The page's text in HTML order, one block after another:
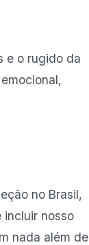
e o rugido da
no Brasil,
incluir nosso
nada além de